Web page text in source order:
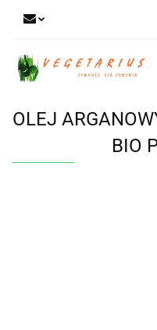
OLEJ
BIO